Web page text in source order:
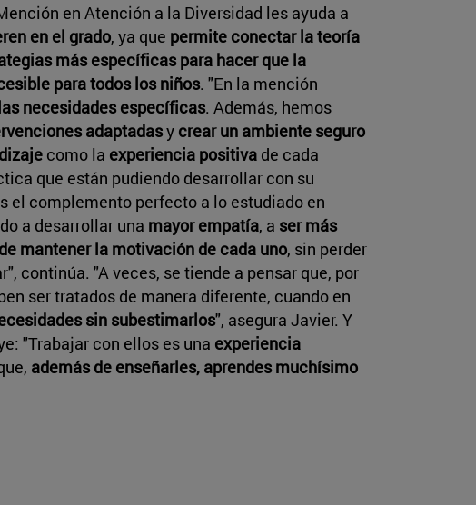
en Atención a la Diversidad les ayuda a
en el grado, ya que permite conectar la teoría
más específicas para hacer que la
para todos los niños. "En la mención
necesidades específicas. Además, hemos
adaptadasy crear un ambiente seguro
como la experiencia positiva de cada
que están pudiendo desarrollar con su
el complemento perfecto a lo estudiado en
a desarrollar una mayor empatía, a ser más
mantener la motivación de cada uno, sin perder
continúa. "A veces, se tiende a pensar que, por
ser tratados de manera diferente, cuando en
sin subestimarlos", asegura Javier. Y
"Trabajar con ellos es una experiencia
además de enseñarles, aprendes muchísimo